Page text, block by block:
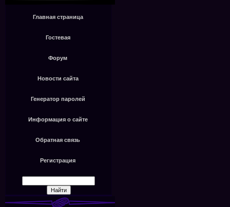
Главная страница
Гостевая
Форум
Новости сайта
Генератор паролей
Информация о сайте
Обратная связь
Регистрация